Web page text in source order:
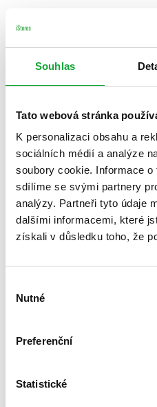
Souhlas
Tato webová stránka
K personalizaci obsahu a
sociálních médií a analýze
soubory cookie. Informace
sdílíme se svými partnery
analýzy. Partneři tyto údaje
dalšími informacemi, které
získali v důsledku toho, že
souhlasu
Nutné
Preferenční
Statistické